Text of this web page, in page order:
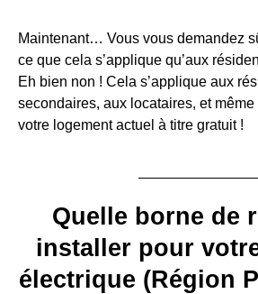
Maintenant… Vous vous demandez
ce que cela s’applique qu’aux
Eh bien non ! Cela s’applique aux
secondaires, aux locataires, et
votre logement actuel à titre gratuit !
Quelle borne de
installer pour
électrique (Région